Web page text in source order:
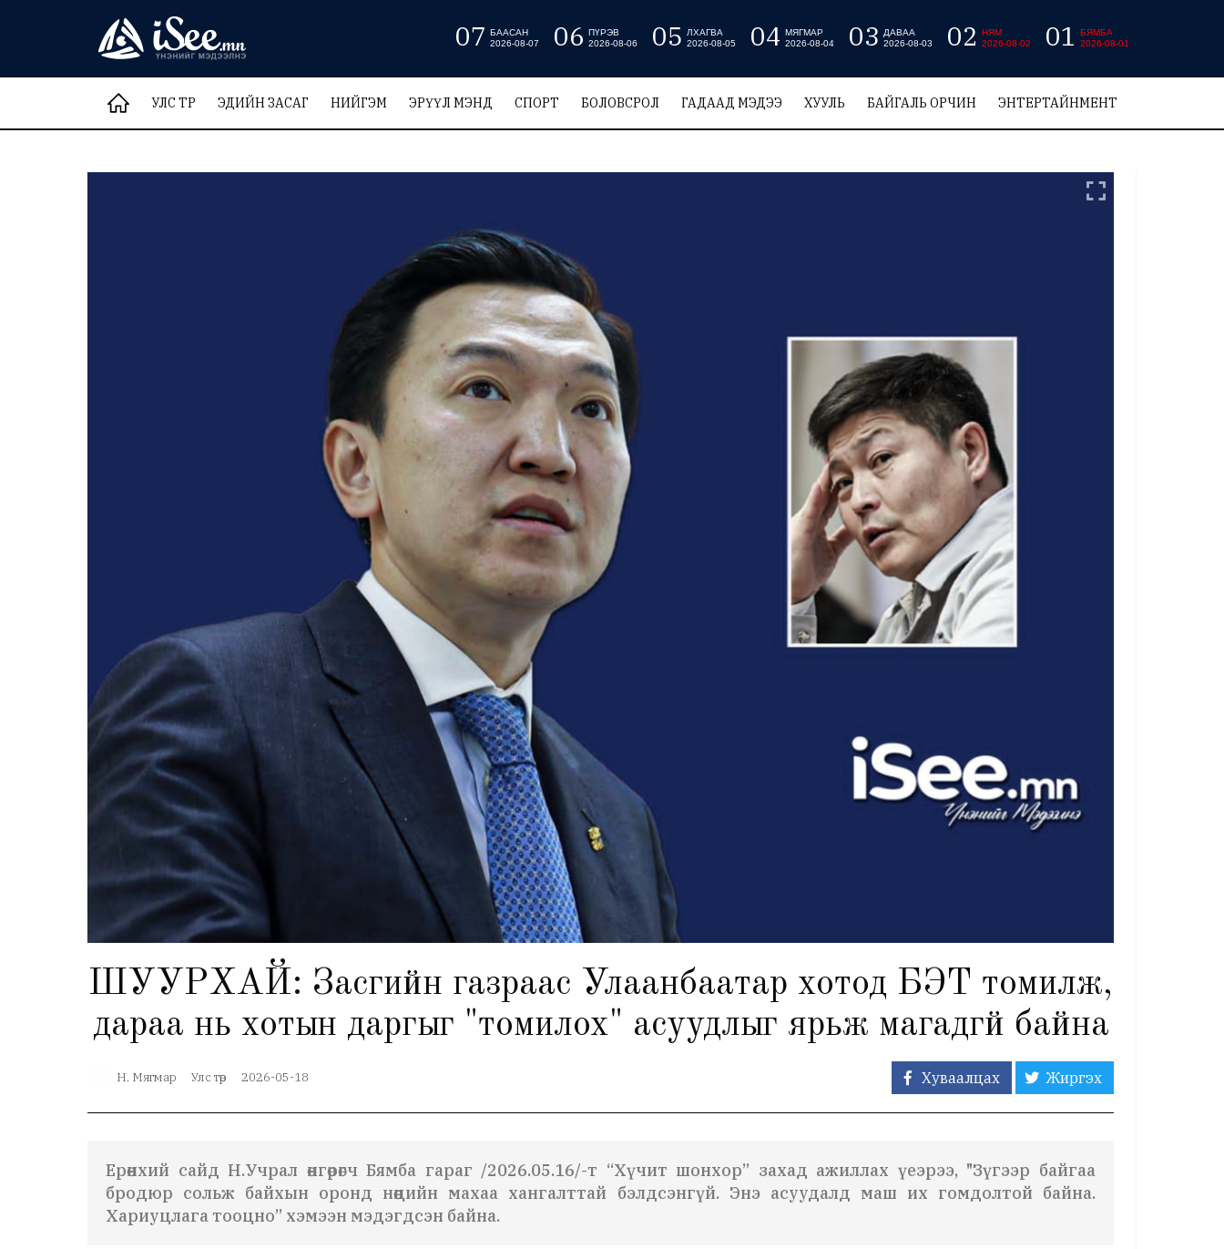
07 БААСАН
2026-08-07
06 ПҮРЭВ
2026-08-06
05
ЛХАГВА
2026-08-05
04 МЯГМАР
2026-08-04
03
ДАВАА
2026-08-03
02
НЯМ
2026-08-02
01
БЯМБА
2026-08-01
УЛС ТӨР ЭДИЙН ЗАСАГ НИЙГЭМ ЭРҮҮЛ МЭНД СПОРТ БОЛОВСРОЛ ГАДААД МЭДЭЭ ХУУЛЬ БАЙГАЛЬ ОРЧИН ЭНТЕРТАЙНМЕНТ
ШУУРХАЙ: Засгийн газраас Улаанбаатар хотод БЭТ томилж,
дараа нь хотын даргыг "томилох" асуудлыг ярьж магадгүй байна
Н. Мягмар Улс төр 2026-05-18 Хуваалцах Жиргэх
Ерөнхий сайд Н.Учрал өнгөрөгч Бямба гараг /2026.05.16/-т “Хүчит шонхор” захад ажиллах үеэрээ, "Зүгээр байгаа
бродюр сольж байхын оронд нөөцийн махаа хангалттай бэлдсэнгүй. Энэ асуудалд маш их гомдолтой байна.
Хариуцлага тооцно” хэмээн мэдэгдсэн байна.